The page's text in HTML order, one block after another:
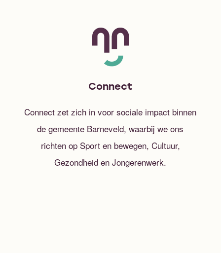
Connect
Connect zet zich in voor sociale impact binnen
de gemeente Barneveld, waarbij we ons
richten op Sport en bewegen, Cultuur,
Gezondheid en Jongerenwerk.